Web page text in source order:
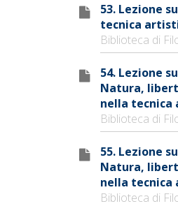
53. Lezione
tecnica
Biblioteca di
54. Lezione
Natura,
nella tecnica
Biblioteca di
55. Lezione
Natura,
nella tecnica
Biblioteca di